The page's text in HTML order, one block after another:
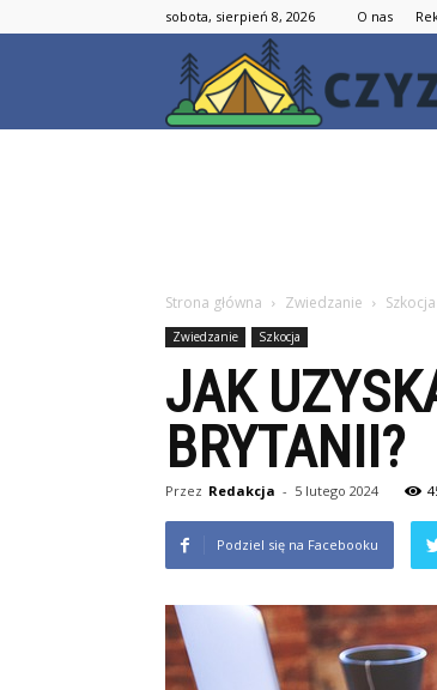
sobota, sierpień 8, 2026 O nas
Strona główna Zwiedzanie Szkocja
Zwiedzanie Szkocja
JAK
BRYTANII?
Przez Redakcja - 5 lutego 2024
Podziel się na Facebooku